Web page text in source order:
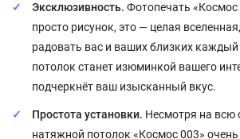
Эксклюзивность. Фотопечать «Космос
просто рисунок, это — целая
радовать вас и ваших близких каждый
потолок станет изюминкой вашего
подчеркнёт ваш изысканный вкус.
Простота установки. Несмотря на всю
натяжной потолок «Космос 003» очень